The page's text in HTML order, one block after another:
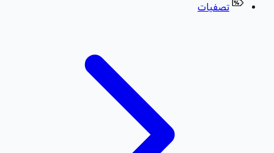
تصفيات